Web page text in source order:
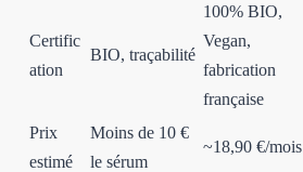
Certific
ation
BIO, traçabilité
100% BIO,
Vegan,
fabrication
française
Prix
estimé
Moins de 10 €
le sérum
~18,90 €/mois